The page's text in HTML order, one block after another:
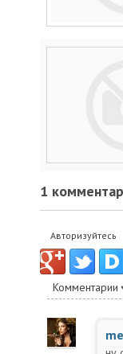
1
Авторизуйтесь
Комментарии